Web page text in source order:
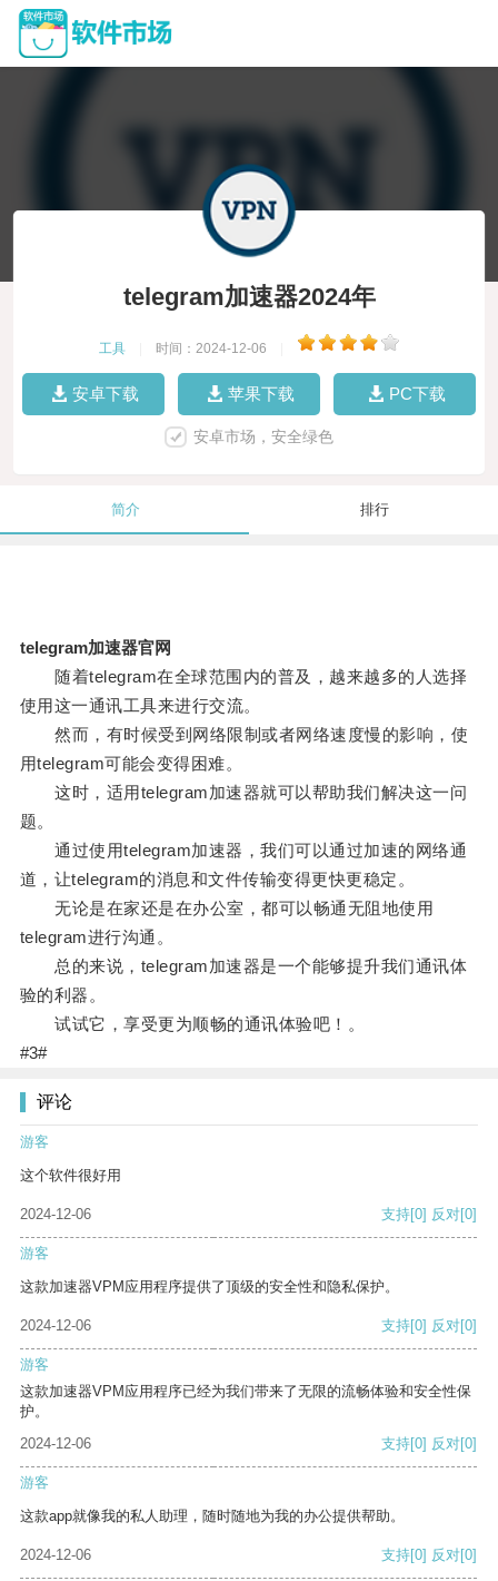
telegram加速器2024年
工具 时间：2024-12-06
安卓下载 苹果下载 PC下载
安卓市场，安全绿色
简介 排行
telegram加速器官网
随着telegram在全球范围内的普及，越来越多的人选择
使用这一通讯工具来进行交流。
然而，有时候受到网络限制或者网络速度慢的影响，使
用telegram可能会变得困难。
这时，适用telegram加速器就可以帮助我们解决这一问
题。
通过使用telegram加速器，我们可以通过加速的网络通
道，让telegram的消息和文件传输变得更快更稳定。
无论是在家还是在办公室，都可以畅通无阻地使用
telegram进行沟通。
总的来说，telegram加速器是一个能够提升我们通讯体
验的利器。
试试它，享受更为顺畅的通讯体验吧！。
#3#
评论
游客
这个软件很好用
2024-12-06 支持[0] 反对[0]
游客
这款加速器VPM应用程序提供了顶级的安全性和隐私保护。
2024-12-06 支持[0] 反对[0]
游客
这款加速器VPM应用程序已经为我们带来了无限的流畅体验和安全性保
护。
2024-12-06
支持[0] 反对[0]
游客
这款app就像我的私人助理，随时随地为我的办公提供帮助。
2024-12-06 支持[0] 反对[0]